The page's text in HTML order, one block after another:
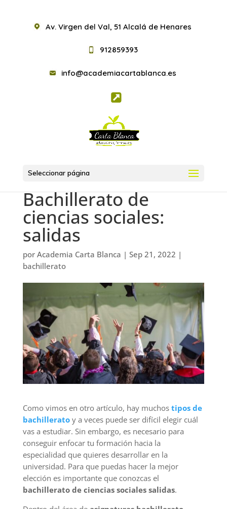
Av. Virgen del Val, 51 Alcalá de Henares
912859393
info@academiacartablanca.es
Seleccionar página
Bachillerato de
ciencias sociales:
salidas
por Academia Carta Blanca | Sep 21, 2022 |
bachillerato
Como vimos en otro artículo, hay muchos tipos de
bachilleratoy a veces puede ser difícil elegir cuál
vas a estudiar. Sin embargo, es necesario para
conseguir enfocar tu formación hacia la
especialidad que quieres desarrollar en la
universidad. Para que puedas hacer la mejor
elección es importante que conozcas el
bachillerato de ciencias sociales salidas.